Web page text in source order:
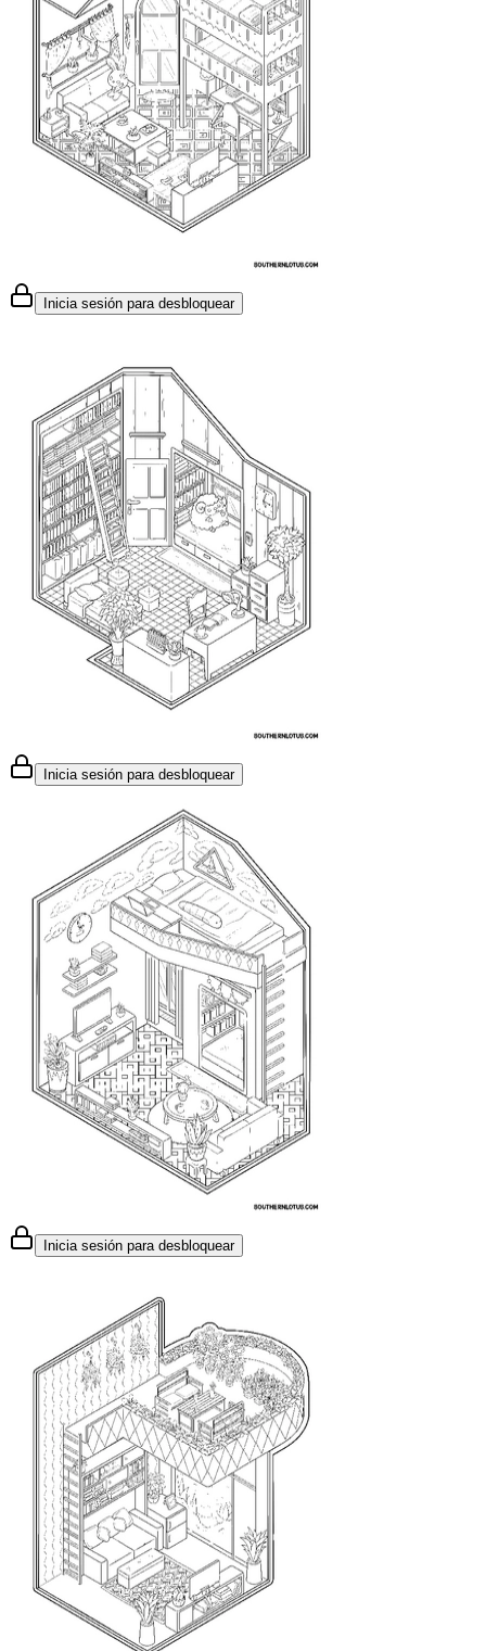
Inicia sesión para desbloquear
Inicia sesión para desbloquear
Inicia sesión para desbloquear